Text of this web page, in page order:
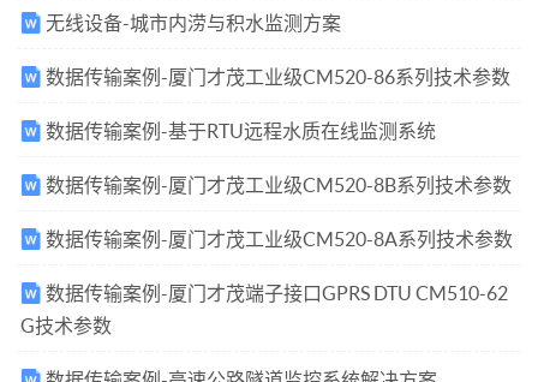
无线设备-城市内涝与积水监测方案
数据传输案例-厦门才茂工业级CM520-86系列技术参数
数据传输案例-基于RTU远程水质在线监测系统
数据传输案例-厦门才茂工业级CM520-8B系列技术参数
数据传输案例-厦门才茂工业级CM520-8A系列技术参数
数据传输案例-厦门才茂端子接口GPRS DTU CM510-62
G技术参数